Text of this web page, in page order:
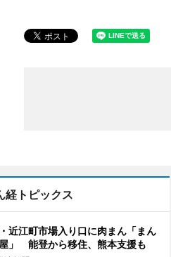
経トピックス
近江町市場入り口に肉まん「まん
」 能登から移住、熊本支援も